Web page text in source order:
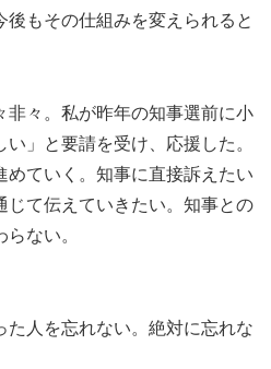
もその仕組みを変えられると
非々。私が昨年の知事選前に小
」と要請を受け、応援した。
めていく。知事に直接訴えたい
じて伝えていきたい。知事との
ない。
た人を忘れない。絶対に忘れな